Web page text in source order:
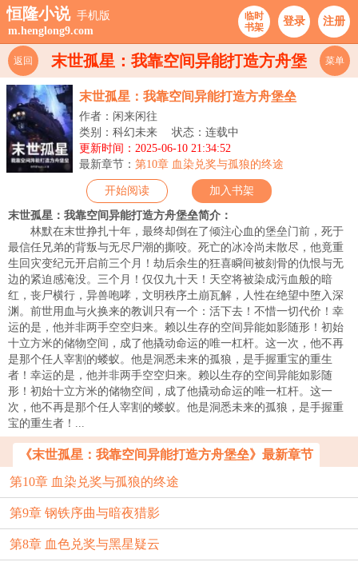
恒隆小说 手机版
m.henglong9.com
临时
书架
登录 注册
末世孤星：我靠空间异能打造方舟堡
垒
返回 菜单
末世孤星：我靠空间异能打造方舟堡垒
作者：闲来闲往
类别：科幻未来
状态：连载中
更新时间：2025-06-10 21:34:52
最新章节： 第10章 血染兑奖与孤狼的终途
开始阅读 加入书架
末世孤星：我靠空间异能打造方舟堡垒简介：
林默在末世挣扎十年，最终却倒在了倾注心血的堡垒门前，死于
最信任兄弟的背叛与无尽尸潮的撕咬。死亡的冰冷尚未散尽，他竟重
生回灾变纪元开启前三个月！劫后余生的狂喜瞬间被刻骨的仇恨与无
边的紧迫感淹没。三个月！仅仅九十天！天空将被染成污血般的暗
红，丧尸横行，异兽咆哮，文明秩序土崩瓦解，人性在绝望中堕入深
渊。前世用血与火换来的教训只有一个：活下去！不惜一切代价！幸
运的是，他并非两手空空归来。赖以生存的空间异能如影随形！初始
十立方米的储物空间，成了他撬动命运的唯一杠杆。这一次，他不再
是那个任人宰割的蝼蚁。他是洞悉未来的孤狼，是手握重宝的重生
者！幸运的是，他并非两手空空归来。赖以生存的空间异能如影随
形！初始十立方米的储物空间，成了他撬动命运的唯一杠杆。这一
次，他不再是那个任人宰割的蝼蚁。他是洞悉未来的孤狼，是手握重
宝的重生者！...
《末世孤星：我靠空间异能打造方舟堡垒》最新章节
第10章 血染兑奖与孤狼的终途
第9章 钢铁序曲与暗夜猎影
第8章 血色兑奖与黑星疑云